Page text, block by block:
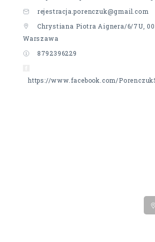
rejestracja.porenczuk@gmail.com
Chrystiana Piotra Aignera/6/7U,
Warszawa
8792396229
https://www.facebook.com/